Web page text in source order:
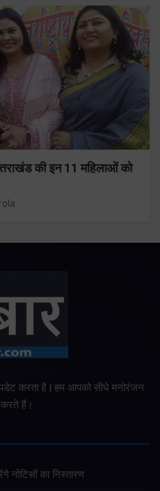
की इन 11 महिलाओं को
करता है | हम आपको सीधे मनोरंजन
करते हैं।
नोटिसों का निस्तारण